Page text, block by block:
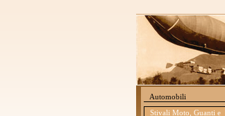
Automobili
Stivali Moto, Guanti e